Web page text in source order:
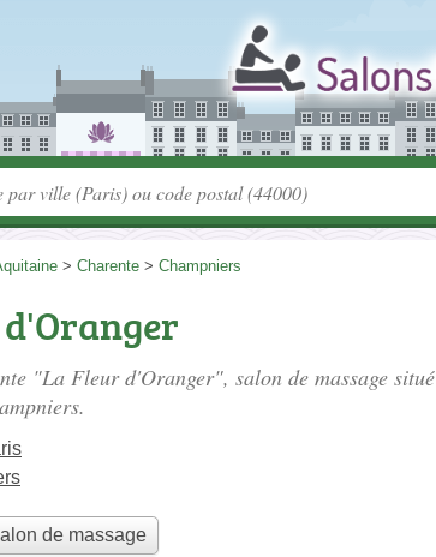
> Charente > Champniers
"La Fleur d'Oranger", salon de massage situé
de massage